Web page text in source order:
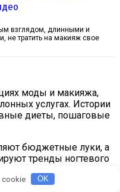
взглядом, длинными и
не тратить на макияж свое
моды и макияжа,
услугах. Истории
диеты, пошаговые
бюджетные луки, а
тренды ногтевого
т.п.
cookie OK